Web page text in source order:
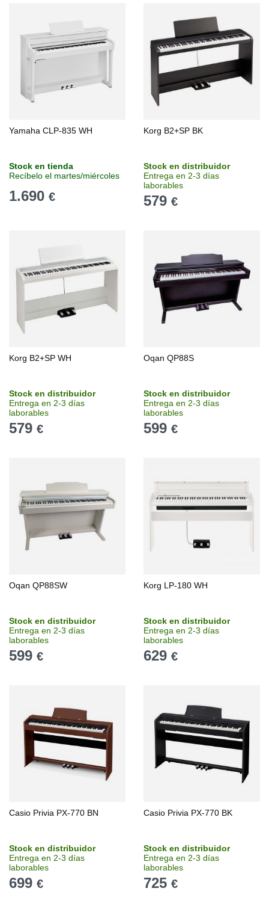
Yamaha CLP-835 WH
Stock en tienda
Recíbelo el martes/miércoles
1.690 €
Korg B2+SP BK
Stock en distribuidor
Entrega en 2-3 días
laborables
579 €
Korg B2+SP WH
Stock en distribuidor
Entrega en 2-3 días
laborables
579 €
Oqan QP88S
Stock en distribuidor
Entrega en 2-3 días
laborables
599 €
Oqan QP88SW
Stock en distribuidor
Entrega en 2-3 días
laborables
599 €
Korg LP-180 WH
Stock en distribuidor
Entrega en 2-3 días
laborables
629 €
Casio Privia PX-770 BN
Stock en distribuidor
Entrega en 2-3 días
laborables
699 €
Casio Privia PX-770 BK
Stock en distribuidor
Entrega en 2-3 días
laborables
725 €